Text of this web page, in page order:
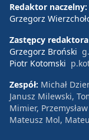
Redaktor naczelny:
Grzegorz
Zastępcy
Grzegorz Broński
Piotr Kotomski
Zespół: Michał
Janusz Milewski,
Mimier,
Mateusz Mol,